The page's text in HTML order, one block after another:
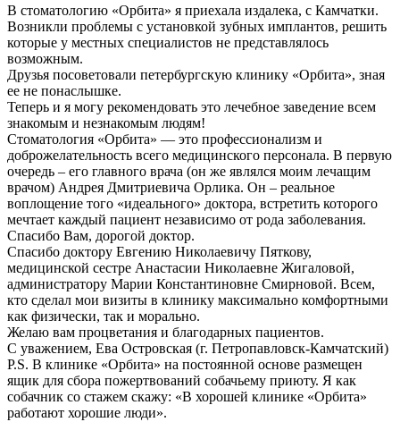
В стоматологию «Орбита» я приехала издалека, с Камчатки.
Возникли проблемы с установкой зубных имплантов, решить
которые у местных специалистов не представлялось
возможным.
Друзья посоветовали петербургскую клинику «Орбита», зная
ее не понаслышке.
Теперь и я могу рекомендовать это лечебное заведение всем
знакомым и незнакомым людям!
Стоматология «Орбита» — это профессионализм и
доброжелательность всего медицинского персонала. В первую
очередь – его главного врача (он же являлся моим лечащим
врачом) Андрея Дмитриевича Орлика. Он – реальное
воплощение того «идеального» доктора, встретить которого
мечтает каждый пациент независимо от рода заболевания.
Спасибо Вам, дорогой доктор.
Спасибо доктору Евгению Николаевичу Пяткову,
медицинской сестре Анастасии Николаевне Жигаловой,
администратору Марии Константиновне Смирновой. Всем,
кто сделал мои визиты в клинику максимально комфортными
как физически, так и морально.
Желаю вам процветания и благодарных пациентов.
С уважением, Ева Островская (г. Петропавловск-Камчатский)
P.S. В клинике «Орбита» на постоянной основе размещен
ящик для сбора пожертвований собачьему приюту. Я как
собачник со стажем скажу: «В хорошей клинике «Орбита»
работают хорошие люди».